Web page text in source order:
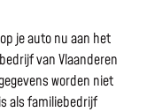
je auto nu aan het
van Vlaanderen
worden niet
als familiebedrijf